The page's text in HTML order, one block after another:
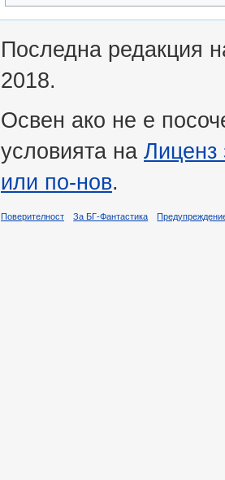
Последна редакция
2018.
Освен ако не е
условията на Лиценз
или по-нов.
Поверителност За БГ-Фантастика